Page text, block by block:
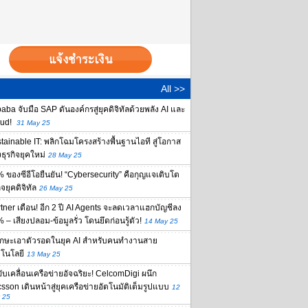
All >>
จับมือ SAP ดันองค์กรสู่ยุคดิจิทัลด้วยพลัง AI และ
31 May 25
IT: พลิกโฉมโครงสร้างพื้นฐานไอที สู่โอกาส
รกิจยุคใหม่ 28 May 25
ของซีอีโอยืนยัน! “Cybersecurity” คือกุญแจเติบโต
ยุคดิจิทัล 26 May 25
เตือน! อีก 2 ปี AI Agents จะลดเวลาแฮกบัญชีลง
– เสียงปลอม-ข้อมูลรั่ว โดนยึดก่อนรู้ตัว! 14 May 25
ษะเอาตัวรอดในยุค AI สำหรับคนทำงานสาย
นโลยี 13 May 25
บเคลื่อนเครือข่ายอัจฉริยะ! CelcomDigi ผนึก
เดินหน้าสู่ยุคเครือข่ายอัตโนมัติเต็มรูปแบบ 12
25